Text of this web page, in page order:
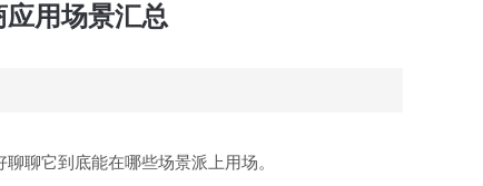
用场景汇总
聊它到底能在哪些场景派上用场。